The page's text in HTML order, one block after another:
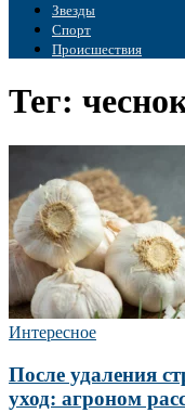
Звезды
Спорт
Происшествия
Тег:
Интересное
После удаления
уход: агроном